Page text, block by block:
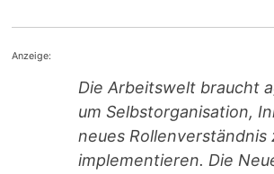
Anzeige:
Die Arbeitswelt braucht
um Selbstorganisation,
neues Rollenverständnis
implementieren. Die